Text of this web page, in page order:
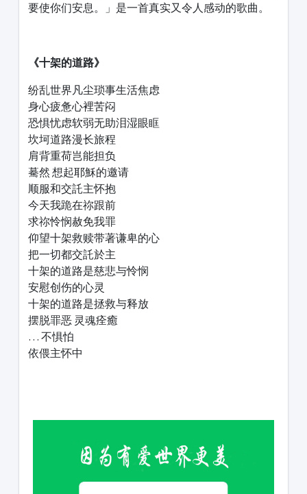
要使你们安息。」是一首真实又令人感动的歌曲。
《十架的道路》
纷乱世界凡尘琐事生活焦虑
身心疲惫心裡苦闷
恐惧忧虑软弱无助泪湿眼眶
坎坷道路漫长旅程
肩背重荷岂能担负
驀然 想起耶穌的邀请
顺服和交託主怀抱
今天我跪在祢跟前
求祢怜悯赦免我罪
仰望十架救赎带著谦卑的心
把一切都交託於主
十架的道路是慈悲与怜悯
安慰创伤的心灵
十架的道路是拯救与释放
摆脱罪恶 灵魂痊癒
… 不惧怕
依偎主怀中